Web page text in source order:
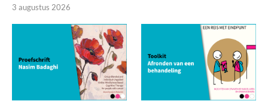
3 augustus 2026